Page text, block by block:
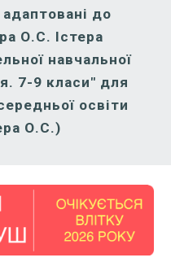
до
О.С. Істера
навчальної
7-9 класи" для
освіти
О.С.)